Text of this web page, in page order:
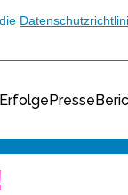
ErfolgePresse